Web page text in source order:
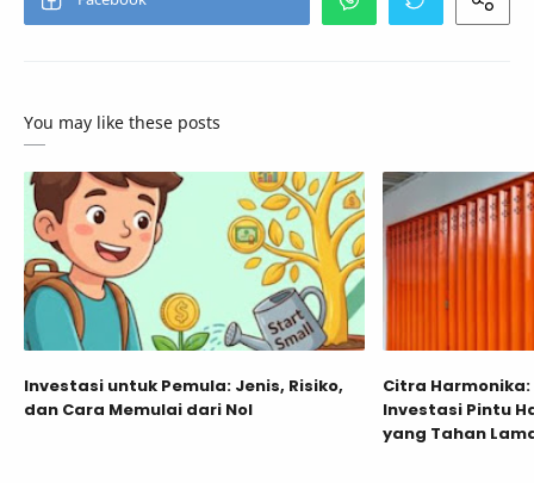
You may like these posts
Investasi untuk Pemula: Jenis, Risiko,
dan Cara Memulai dari Nol
Citra
Investasi Pintu
yang Tahan